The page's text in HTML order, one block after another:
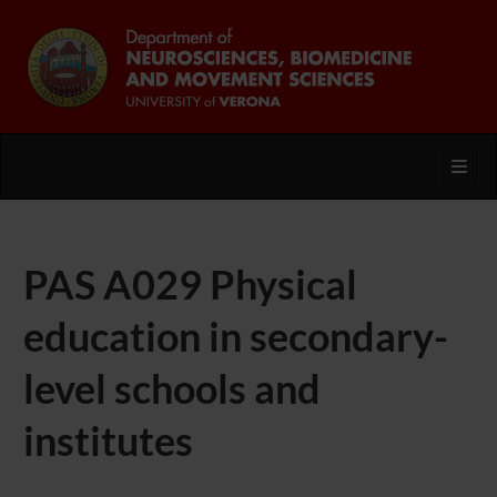
PAS A029 Physical
education in secondary-
level schools and
institutes